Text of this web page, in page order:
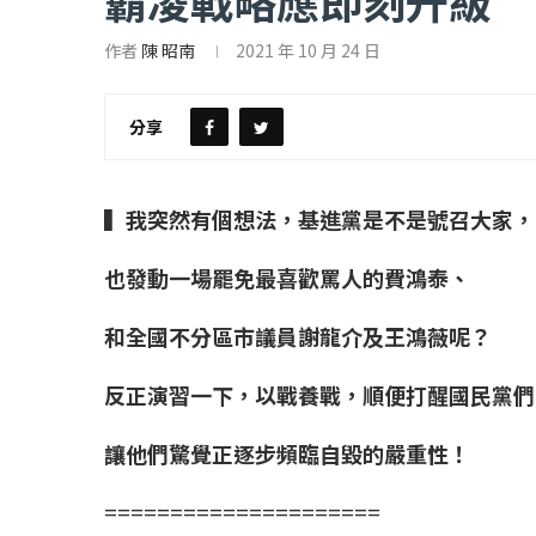
作者 陳 昭南 2021 年 10 月 24 日
分享
▍我突然有個想法，基進黨是不是號召大家，
也發動一場罷免最喜歡罵人的費鴻泰、
和全國不分區市議員謝龍介及王鴻薇呢？
反正演習一下，以戰養戰，順便打醒國民黨們
讓他們驚覺正逐步頻臨自毀的嚴重性！
=====================